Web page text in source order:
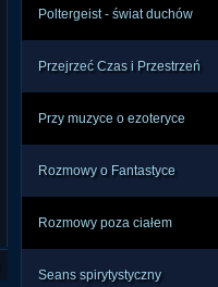
Poltergeist - świat duchów
Przejrzeć Czas i Przestrzeń
Przy muzyce o ezoteryce
Rozmowy o Fantastyce
Rozmowy poza ciałem
Seans spirytystyczny